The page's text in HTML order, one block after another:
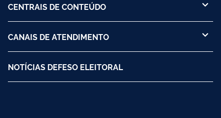
CENTRAIS DE CONTEÚDO
CANAIS DE ATENDIMENTO
NOTÍCIAS DEFESO ELEITORAL